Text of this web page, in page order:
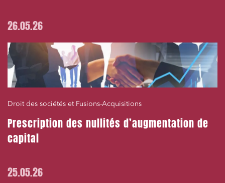
26.05.26
Droit des sociétés et Fusions-Acquisitions
Prescription des nullités d’augmentation de
capital
25.05.26